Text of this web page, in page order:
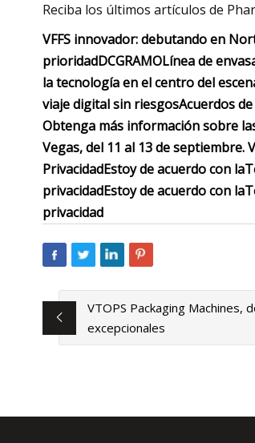
Reciba los últimos artículos de
VFFS innovador: debutando en
prioridadDCGRAMOLínea de
la tecnología en el centro del
viaje digital sin riesgosAcuerdos
Obtenga más información sobre
Vegas, del 11 al 13 de septiembre.
PrivacidadEstoy de acuerdo con la
privacidadEstoy de acuerdo con la
privacidad
VTOPS Packaging Machines,
excepcionales